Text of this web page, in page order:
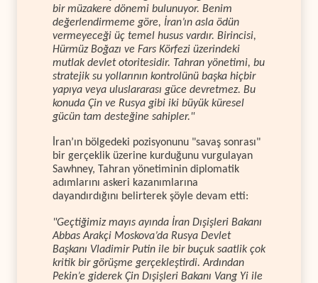
bir müzakere dönemi bulunuyor. Benim
değerlendirmeme göre, İran’ın asla ödün
vermeyeceği üç temel husus vardır. Birincisi,
Hürmüz Boğazı ve Fars Körfezi üzerindeki
mutlak devlet otoritesidir. Tahran yönetimi, bu
stratejik su yollarının kontrolünü başka hiçbir
yapıya veya uluslararası güce devretmez. Bu
konuda Çin ve Rusya gibi iki büyük küresel
gücün tam desteğine sahipler."
İran’ın bölgedeki pozisyonunu "savaş sonrası"
bir gerçeklik üzerine kurduğunu vurgulayan
Sawhney, Tahran yönetiminin diplomatik
adımlarını askeri kazanımlarına
dayandırdığını belirterek şöyle devam etti:
"Geçtiğimiz mayıs ayında İran Dışişleri Bakanı
Abbas Arakçi Moskova’da Rusya Devlet
Başkanı Vladimir Putin ile bir buçuk saatlik çok
kritik bir görüşme gerçekleştirdi. Ardından
Pekin’e giderek Çin Dışişleri Bakanı Vang Yi ile